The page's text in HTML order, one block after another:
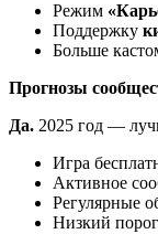
Режим
Поддержку
Больше
Прогнозы
Да. 2025 год —
Игра
Активное
Регулярные
Низкий